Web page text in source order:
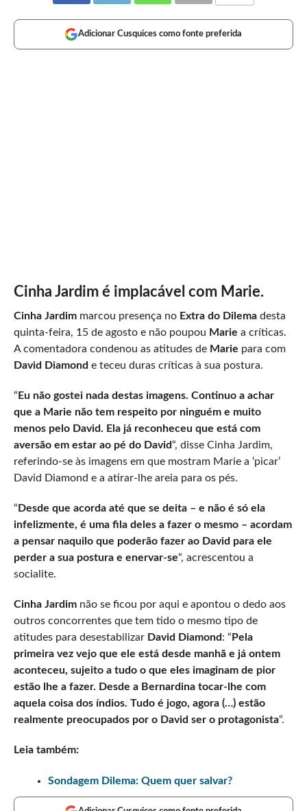
Adicionar Cusquices como fonte preferida
Cinha Jardim é implacável com Marie.
Cinha Jardimmarcou presença no Extra do Dilemadesta
quinta-feira, 15 de agosto e não poupou Marie a críticas.
A comentadora condenou as atitudes de Marie para com
David Diamond e teceu duras críticas à sua postura.
“Eu não gostei nada destas imagens. Continuo a achar
que a Marie não tem respeito por ninguém e muito
menos pelo David. Ela já reconheceu que está com
aversão em estar ao pé do David“, disse Cinha Jardim,
referindo-se às imagens em que mostram Marie a ‘picar’
David Diamond e a atirar-lhe areia para os pés.
“Desde que acorda até que se deita – e não é só ela
infelizmente, é uma fila deles a fazer o mesmo – acordam
a pensar naquilo que poderão fazer ao David para ele
perder a sua postura e enervar-se“, acrescentou a
socialite.
Cinha Jardim não se ficou por aqui e apontou o dedo aos
outros concorrentes que tem tido o mesmo tipo de
atitudes para desestabilizar David Diamond: “Pela
primeira vez vejo que ele está desde manhã e já ontem
aconteceu, sujeito a tudo o que eles imaginam de pior
estão lhe a fazer. Desde a Bernardina tocar-lhe com
aquela coisa dos índios. Tudo é jogo, agora (…) estão
realmente preocupados por o David ser o protagonista“.
Leia também:
Sondagem Dilema: Quem quer salvar?